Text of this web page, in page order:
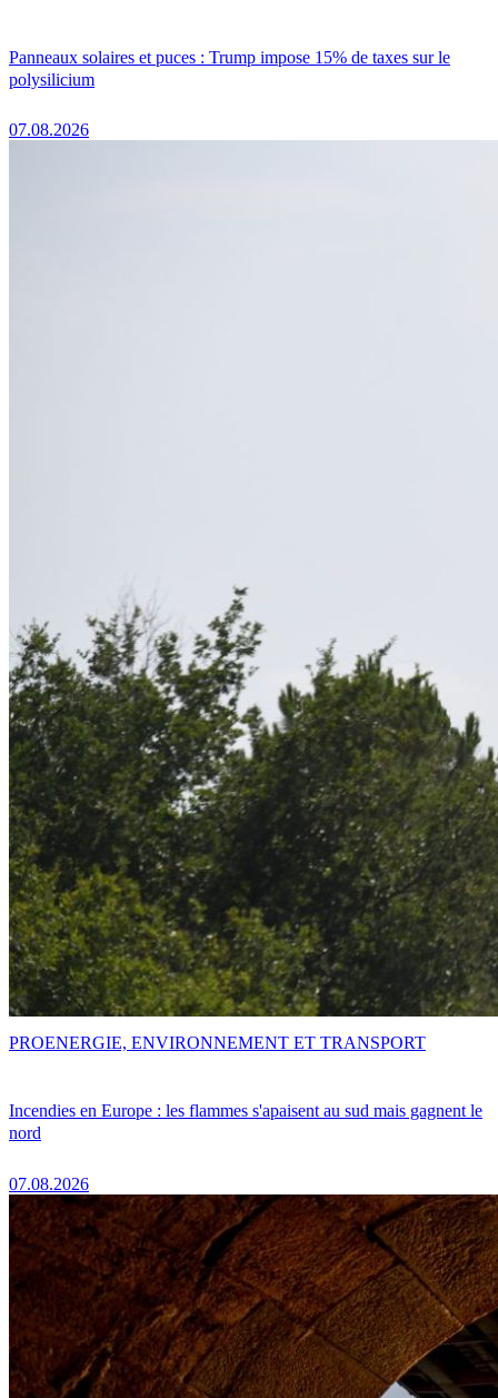
Panneaux solaires et puces : Trump impose 15% de taxes sur le
polysilicium
07.08.2026
Incendies en Europe : les flammes s'apaisent au sud mais gagnent le
nord
07.08.2026
PROENERGIE, ENVIRONNEMENT ET TRANSPORT